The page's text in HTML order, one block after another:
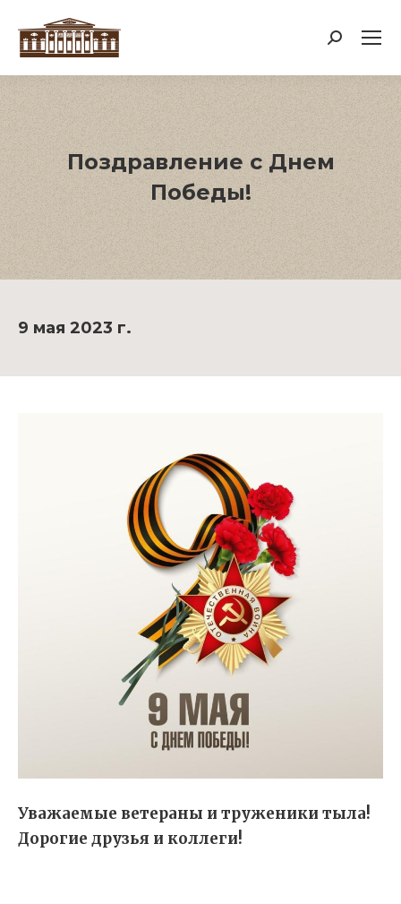
Поиск:
Поздравление с Днем
Победы!
9 мая 2023 г.
Уважаемые ветераны и труженики тыла!
Дорогие друзья и коллеги!